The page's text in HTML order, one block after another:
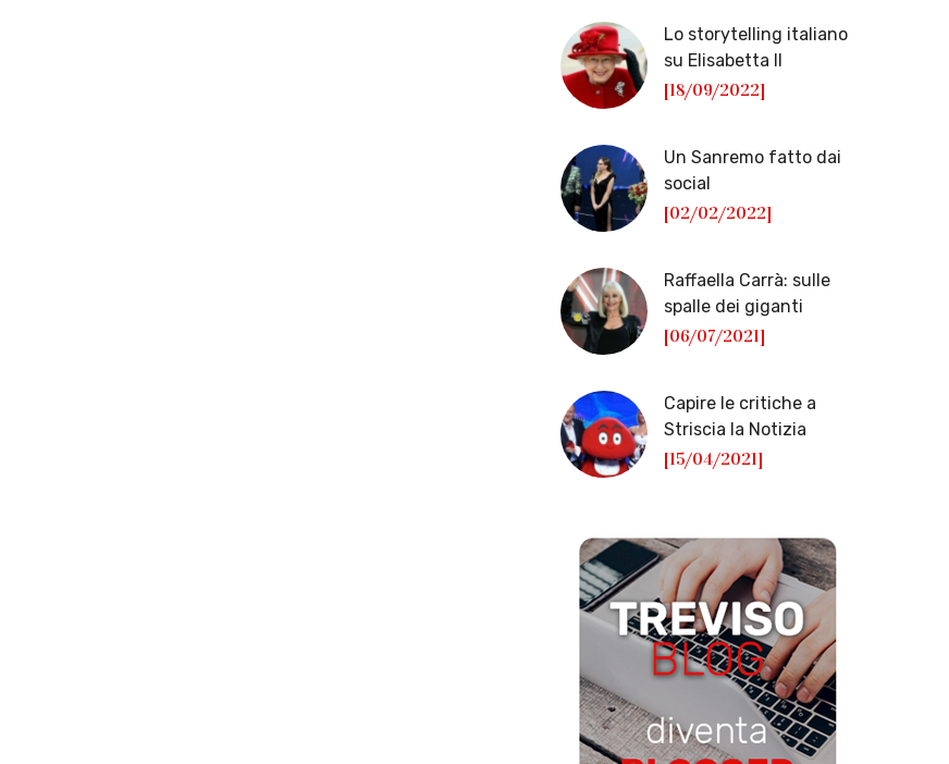
Lo storytelling italiano
su Elisabetta II
[18/09/2022]
Un Sanremo fatto dai
social
[02/02/2022]
Raffaella Carrà: sulle
spalle dei giganti
[06/07/2021]
Capire le critiche a
Striscia la Notizia
[15/04/2021]